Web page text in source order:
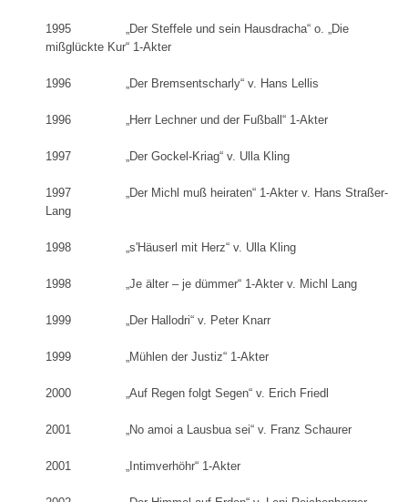
1995 „Der Steffele und sein Hausdracha“ o. „Die
mißglückte Kur“ 1-Akter
1996 „Der Bremsentscharly“ v. Hans Lellis
1996 „Herr Lechner und der Fußball“ 1-Akter
1997 „Der Gockel-Kriag“ v. Ulla Kling
1997 „Der Michl muß heiraten“ 1-Akter v. Hans Straßer-
Lang
1998 „s'Häuserl mit Herz“ v. Ulla Kling
1998 „Je älter – je dümmer“ 1-Akter v. Michl Lang
1999 „Der Hallodri“ v. Peter Knarr
1999 „Mühlen der Justiz“ 1-Akter
2000 „Auf Regen folgt Segen“ v. Erich Friedl
2001 „No amoi a Lausbua sei“ v. Franz Schaurer
2001 „Intimverhöhr“ 1-Akter